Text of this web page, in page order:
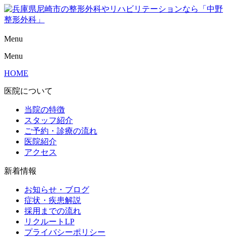
Menu
Menu
HOME
医院について
当院の特徴
スタッフ紹介
ご予約・診療の流れ
医院紹介
アクセス
新着情報
お知らせ・ブログ
症状・疾患解説
採用までの流れ
リクルートLP
プライバシーポリシー